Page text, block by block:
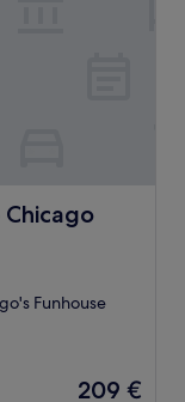
Magnificent Mile
Funhouse
Le
209 €